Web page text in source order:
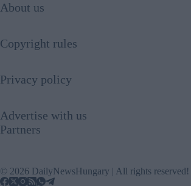
About us
Copyright rules
Privacy policy
Advertise with us
Partners
© 2026 DailyNewsHungary | All rights reserved!